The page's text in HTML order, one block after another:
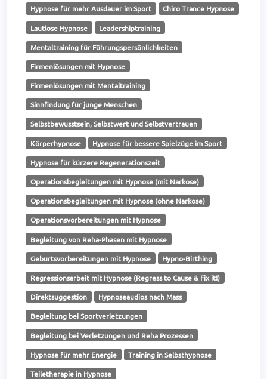
Hypnose für mehr Ausdauer im Sport Chiro Trance Hypnose
Lautlose Hypnose Leadershiptraining
Mentaltraining für Führungspersönlichkeiten
Firmenlösungen mit Hypnose
Firmenlösungen mit Mentaltraining
Sinnfindung für junge Menschen
Selbstbewusstsein, Selbstwert und Selbstvertrauen
Körperhypnose Hypnose für bessere Spielzüge im Sport
Hypnose für kürzere Regenerationszeit
Operationsbegleitungen mit Hypnose (mit Narkose)
Operationsbegleitungen mit Hypnose (ohne Narkose)
Operationsvorbereitungen mit Hypnose
Begleitung von Reha-Phasen mit Hypnose
Geburtsvorbereitungen mit Hypnose Hypno-Birthing
Regressionsarbeit mit Hypnose (Regress to Cause & Fix it!)
Direktsuggestion Hypnoseaudios nach Mass
Begleitung bei Sportverletzungen
Begleitung bei Verletzungen und Reha Prozessen
Hypnose für mehr Energie Training in Selbsthypnose
Teiletherapie in Hypnose